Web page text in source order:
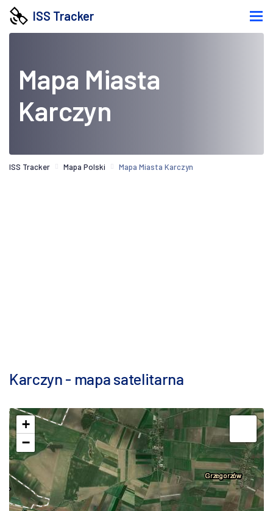
ISS Tracker
Mapa Miasta
Karczyn
ISS Tracker Mapa Polski Mapa Miasta Karczyn
Karczyn - mapa satelitarna
+
−